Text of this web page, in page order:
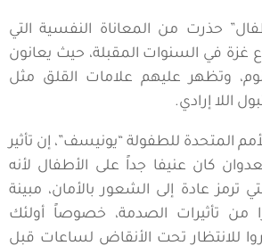
حذرت من المعاناة النفسية التي
في السنوات المقبلة، حيث يعانون
وتظهر عليهم علامات القلق مثل
اللا إرادي.
المتحدة للطفولة “يونيسف”، إن تأثير
كان عنيفا جداً على الأطفال لأنه
ترمز عادة إلى الشعور بالأمان، مبينة
من تأثيرات الصدمة، خصوصاً أولئك
للانتظار تحت الأنقاض لساعات قبل